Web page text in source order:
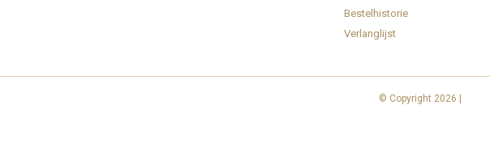
Bestelhistorie
Verlanglijst
© Copyright 2026 |